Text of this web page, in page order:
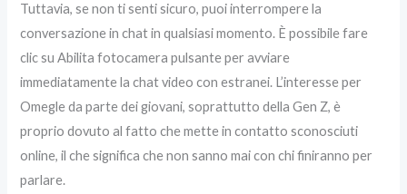
Tuttavia, se non ti senti sicuro, puoi interrompere la
conversazione in chat in qualsiasi momento. È possibile fare
clic su Abilita fotocamera pulsante per avviare
immediatamente la chat video con estranei. L’interesse per
Omegle da parte dei giovani, soprattutto della Gen Z, è
proprio dovuto al fatto che mette in contatto sconosciuti
online, il che significa che non sanno mai con chi finiranno per
parlare.